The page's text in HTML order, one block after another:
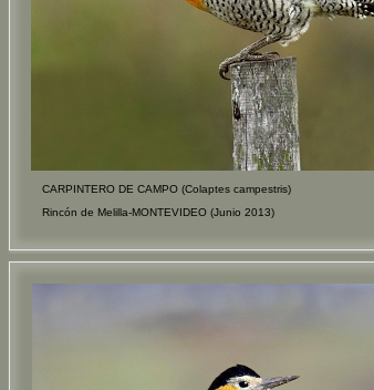
CARPINTERO DE CAMPO (Colaptes campestris)
Rincón de Melilla-MONTEVIDEO (Junio 2013)